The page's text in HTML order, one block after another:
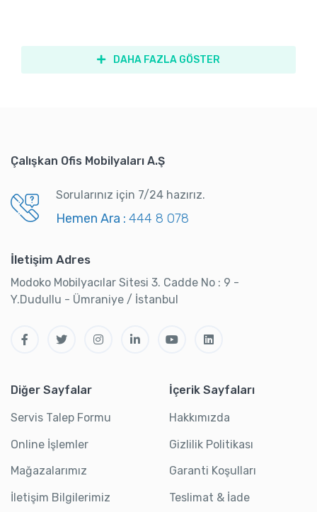
DAHA FAZLA GÖSTER
Çalışkan Ofis Mobilyaları A.Ş
Sorularınız için 7/24 hazırız.
Hemen Ara : 444 8 078
İletişim Adres
Modoko Mobilyacılar Sitesi 3. Cadde No : 9 -
Y.Dudullu - Ümraniye / İstanbul
Diğer Sayfalar
Servis Talep Formu
Online İşlemler
Mağazalarımız
İletişim Bilgilerimiz
İçerik Sayfaları
Hakkımızda
Gizlilik Politikası
Garanti Koşulları
Teslimat & İade